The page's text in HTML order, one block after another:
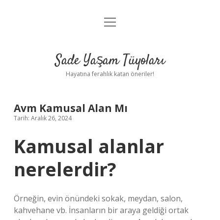
Anasayfa
Yasal Uyarı
menüyü
Sade Yaşam Tüyoları
Hayatına ferahlık katan öneriler!
Avm Kamusal Alan Mı
Tarih: Aralık 26, 2024
Kamusal alanlar
nerelerdir?
Örneğin, evin önündeki sokak, meydan, salon,
kahvehane vb. İnsanların bir araya geldiği ortak